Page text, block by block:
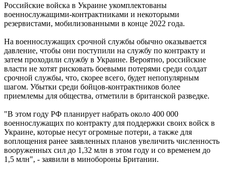
Российские войска в Украине укомплектованы
военнослужащими-контрактниками и некоторыми
резервистами, мобилизованными в конце 2022 года.
На военнослужащих срочной службы обычно оказывается
давление, чтобы они поступили на службу по контракту и
затем проходили службу в Украине. Вероятно, российские
власти не хотят рисковать боевыми потерями среди солдат
срочной службы, что, скорее всего, будет непопулярным
шагом. Убытки среди бойцов-контрактников более
приемлемы для общества, отметили в британской разведке.
"В этом году РФ планирует набрать около 400 000
военнослужащих по контракту для поддержки своих войск в
Украине, которые несут огромные потери, а также для
воплощения ранее заявленных планов увеличить численность
вооруженных сил до 1,32 млн в этом году и со временем до
1,5 млн", - заявили в минобороны Британии.